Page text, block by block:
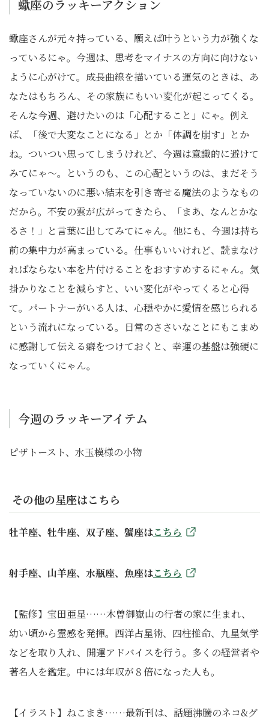
蠍座のラッキーアクション
蠍座さんが元々持っている、願えば叶うという力が強くな
っているにゃ。今週は、思考をマイナスの方向に向けない
ように心がけて。成長曲線を描いている運気のときは、あ
なたはもちろん、その家族にもいい変化が起こってくる。
そんな今週、避けたいのは「心配すること」にゃ。例え
ば、「後で大変なことになる」とか「体調を崩す」とか
ね。ついつい思ってしまうけれど、今週は意識的に避けて
みてにゃ〜。というのも、この心配というのは、まだそう
なっていないのに悪い結末を引き寄せる魔法のようなもの
だから。不安の雲が広がってきたら、「まあ、なんとかな
るさ！」と言葉に出してみてにゃん。他にも、今週は持ち
前の集中力が高まっている。仕事もいいけれど、読まなけ
ればならない本を片付けることをおすすめするにゃん。気
掛かりなことを減らすと、いい変化がやってくると心得
て。パートナーがいる人は、心穏やかに愛情を感じられる
という流れになっている。日常のささいなことにもこまめ
に感謝して伝える癖をつけておくと、幸運の基盤は強硬に
なっていくにゃん。
今週のラッキーアイテム
ピザトースト、水玉模様の小物
その他の星座はこちら
牡羊座、牡牛座、双子座、蟹座はこちら
射手座、山羊座、水瓶座、魚座はこちら
【監修】宝田亜星……木曽御嶽山の行者の家に生まれ、
幼い頃から霊感を発揮。西洋占星術、四柱推命、九星気学
などを取り入れ、開運アドバイスを行う。多くの経営者や
著名人を鑑定。中には年収が８倍になった人も。
【イラスト】ねこまき……最新刊は、話題沸騰のネコ&グ